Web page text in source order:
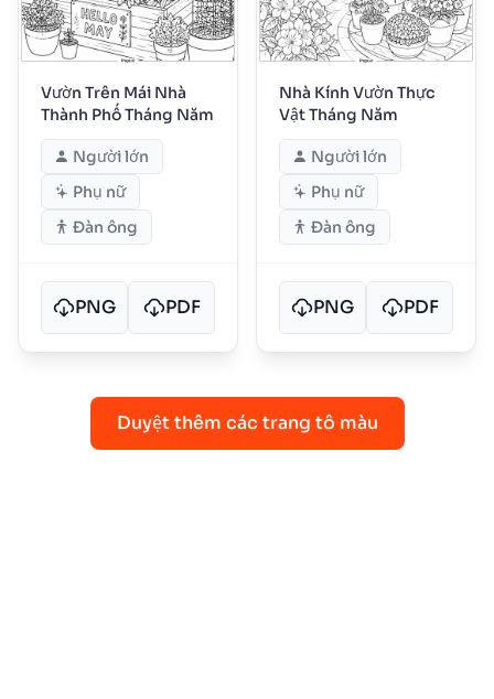
Vườn Trên Mái Nhà
Thành Phố Tháng Năm
Người lớn
Phụ nữ
Đàn ông
PNG PDF
Nhà Kính Vườn Thực
Vật Tháng Năm
Người lớn
Phụ nữ
Đàn ông
PNG PDF
Duyệt thêm các trang tô màu